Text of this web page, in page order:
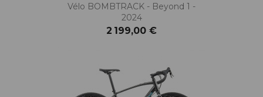
Vélo BOMBTRACK - Beyond 1 -
2024
2 199,00 €